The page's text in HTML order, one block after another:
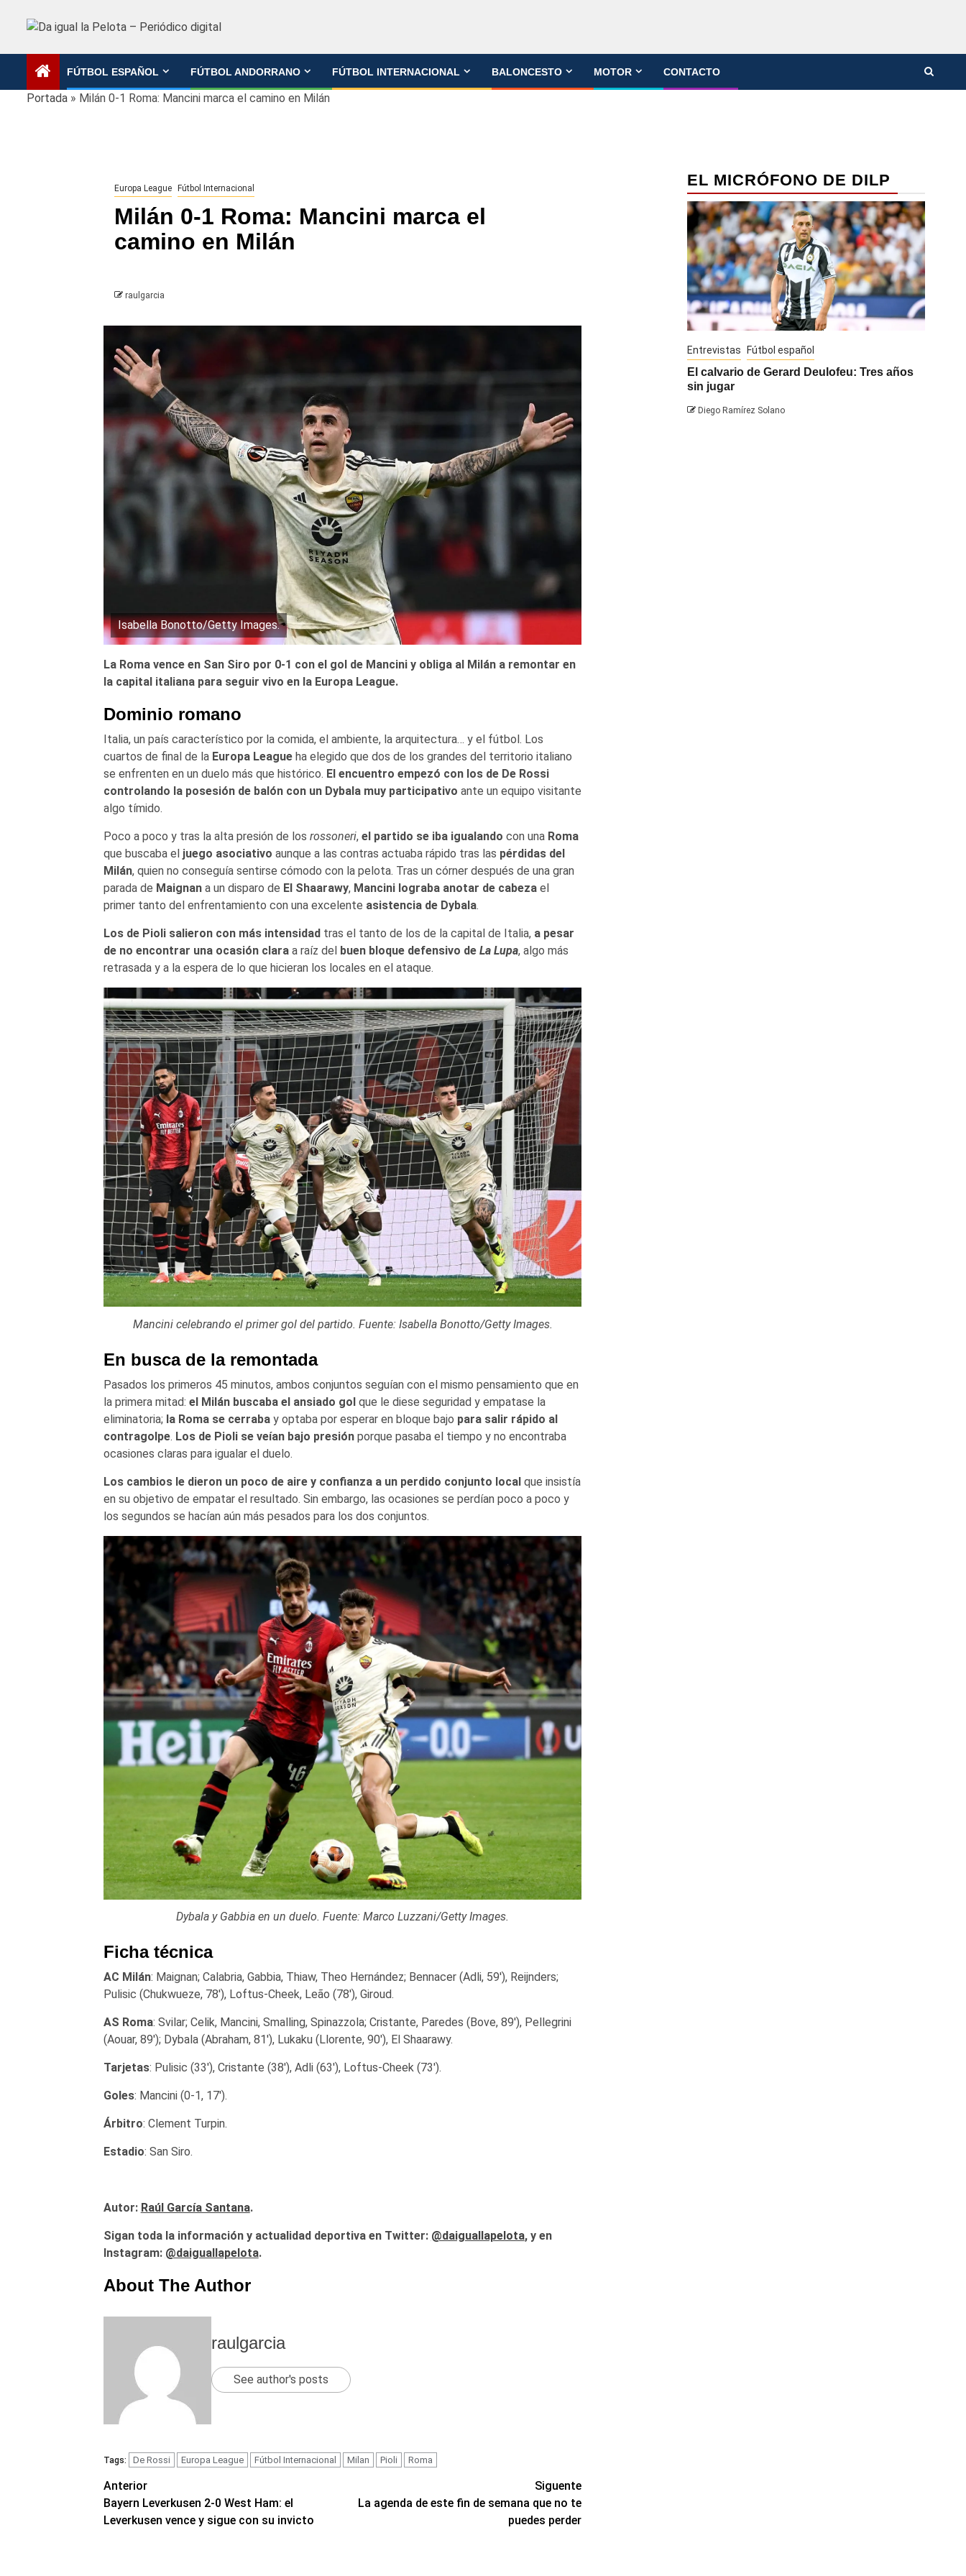
FÚTBOL ESPAÑOL FÚTBOL ANDORRANO FÚTBOL INTERNACIONAL BALONCESTO MOTOR CONTACTO
Portada » Milán 0-1 Roma: Mancini marca el camino en Milán
Europa League Fútbol Internacional
Milán 0-1 Roma: Mancini marca el
camino en Milán
raulgarcia
Isabella Bonotto/Getty Images.
La Roma vence en San Siro por 0-1 con el gol de Mancini y obliga al Milán a remontar en
la capital italiana para seguir vivo en la Europa League.
Dominio romano
Italia, un país característico por la comida, el ambiente, la arquitectura… y el fútbol. Los
cuartos de final de la Europa Leagueha elegido que dos de los grandes del territorio italiano
se enfrenten en un duelo más que histórico. El encuentro empezó con los de De Rossi
controlando la posesión de balón con un Dybala muy participativo ante un equipo visitante
algo tímido.
Poco a poco y tras la alta presión de los rossoneri, el partido se iba igualando con una Roma
que buscaba el juego asociativo aunque a las contras actuaba rápido tras las pérdidas del
Milán, quien no conseguía sentirse cómodo con la pelota. Tras un córner después de una gran
parada de Maignana un disparo de El Shaarawy, Mancini lograba anotar de cabezael
primer tanto del enfrentamiento con una excelente asistencia de Dybala.
Los de Pioli salieron con más intensidadtras el tanto de los de la capital de Italia, a pesar
de no encontrar una ocasión claraa raíz del buen bloque defensivo de La Lupa, algo más
retrasada y a la espera de lo que hicieran los locales en el ataque.
Mancini celebrando el primer gol del partido. Fuente: Isabella Bonotto/Getty Images.
En busca de la remontada
Pasados los primeros 45 minutos, ambos conjuntos seguían con el mismo pensamiento que en
la primera mitad: el Milán buscaba el ansiado golque le diese seguridad y empatase la
eliminatoria; la Roma se cerrabay optaba por esperar en bloque bajo para salir rápido al
contragolpe. Los de Pioli se veían bajo presiónporque pasaba el tiempo y no encontraba
ocasiones claras para igualar el duelo.
Los cambios le dieron un poco de aire y confianza a un perdido conjunto localque insistía
en su objetivo de empatar el resultado. Sin embargo, las ocasiones se perdían poco a poco y
los segundos se hacían aún más pesados para los dos conjuntos.
Dybala y Gabbia en un duelo. Fuente: Marco Luzzani/Getty Images.
Ficha técnica
AC Milán: Maignan; Calabria, Gabbia, Thiaw, Theo Hernández; Bennacer (Adli, 59′), Reijnders;
Pulisic (Chukwueze, 78′), Loftus-Cheek, Leão (78′), Giroud.
AS Roma: Svilar; Celik, Mancini, Smalling, Spinazzola; Cristante, Paredes (Bove, 89′), Pellegrini
(Aouar, 89′); Dybala (Abraham, 81′), Lukaku (Llorente, 90′), El Shaarawy.
Tarjetas: Pulisic (33′), Cristante (38′), Adli (63′), Loftus-Cheek (73′).
Goles: Mancini (0-1, 17′).
Árbitro: Clement Turpin.
Estadio: San Siro.
Autor: Raúl García Santana.
Sigan toda la información y actualidad deportiva en Twitter: @daiguallapelota, y en
Instagram: @daiguallapelota.
About The Author
raulgarcia
See author's posts
Tags: De Rossi Europa League Fútbol Internacional Milan Pioli Roma
Navegación
de
Anterior
Bayern Leverkusen 2-0 West Ham: el
Leverkusen vence y sigue con su invicto
Siguente
La agenda de este fin de semana que no te
puedes perder
EL MICRÓFONO DE DILP
Entrevistas Fútbol español
El calvario de Gerard Deulofeu: Tres años
sin jugar
Diego Ramírez Solano